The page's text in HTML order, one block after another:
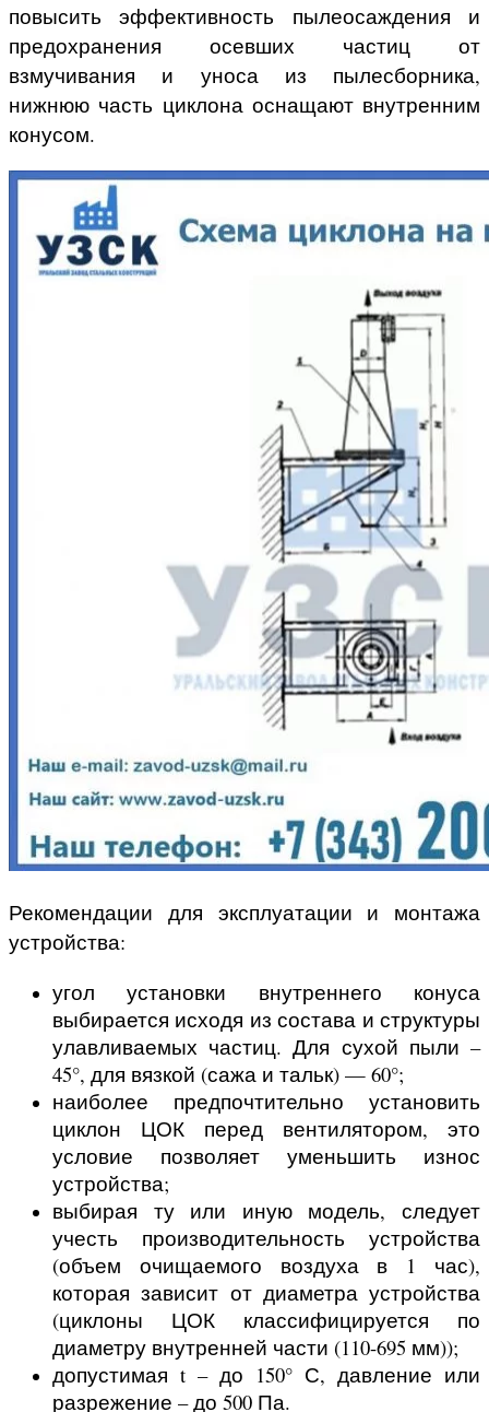
повысить эффективность пылеосаждения и
предохранения осевших частиц от
взмучивания и уноса из пылесборника,
нижнюю часть циклона оснащают внутренним
конусом.
Рекомендации для эксплуатации и монтажа
устройства:
угол установки внутреннего конуса
выбирается исходя из состава и структуры
улавливаемых частиц. Для сухой пыли –
45°, для вязкой (сажа и тальк) — 60°;
наиболее предпочтительно установить
циклон ЦОК перед вентилятором, это
условие позволяет уменьшить износ
устройства;
выбирая ту или иную модель, следует
учесть производительность устройства
(объем очищаемого воздуха в 1 час),
которая зависит от диаметра устройства
(циклоны ЦОК классифицируется по
диаметру внутренней части (110-695 мм));
допустимая t – до 150° С, давление или
разрежение – до 500 Па.